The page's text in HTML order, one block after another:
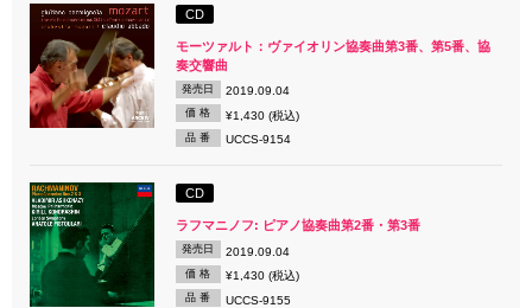
CD
モーツァルト：ヴァイオリン協奏曲第3番、第5番、協
奏交響曲
発売日 2019.09.04
価 格 ¥1,430 (税込)
品 番 UCCS-9154
CD
ラフマニノフ: ピアノ協奏曲第2番・第3番
発売日 2019.09.04
価 格 ¥1,430 (税込)
品 番 UCCS-9155